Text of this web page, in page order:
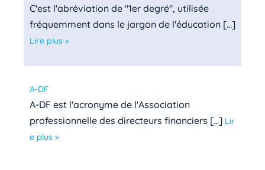
C'est l'abréviation de "1er degré", utilisée
fréquemment dans le jargon de l'éducation [...]
Lire plus »
A-DF
A-DF est l'acronyme de l'Association
professionnelle des directeurs financiers [...] Lir
e plus »